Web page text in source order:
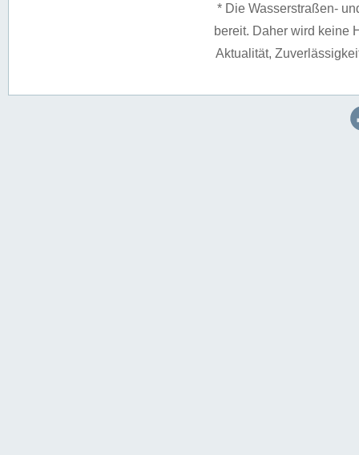
* Die Wasserstraßen-
bereit. Daher wird keine
Aktualität,